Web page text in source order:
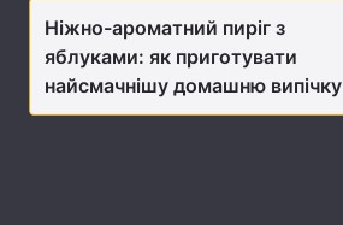
Відео з Youtube Статті
Ніжно-ароматний пиріг з
яблуками: як приготувати
найсмачнішу домашню випічку